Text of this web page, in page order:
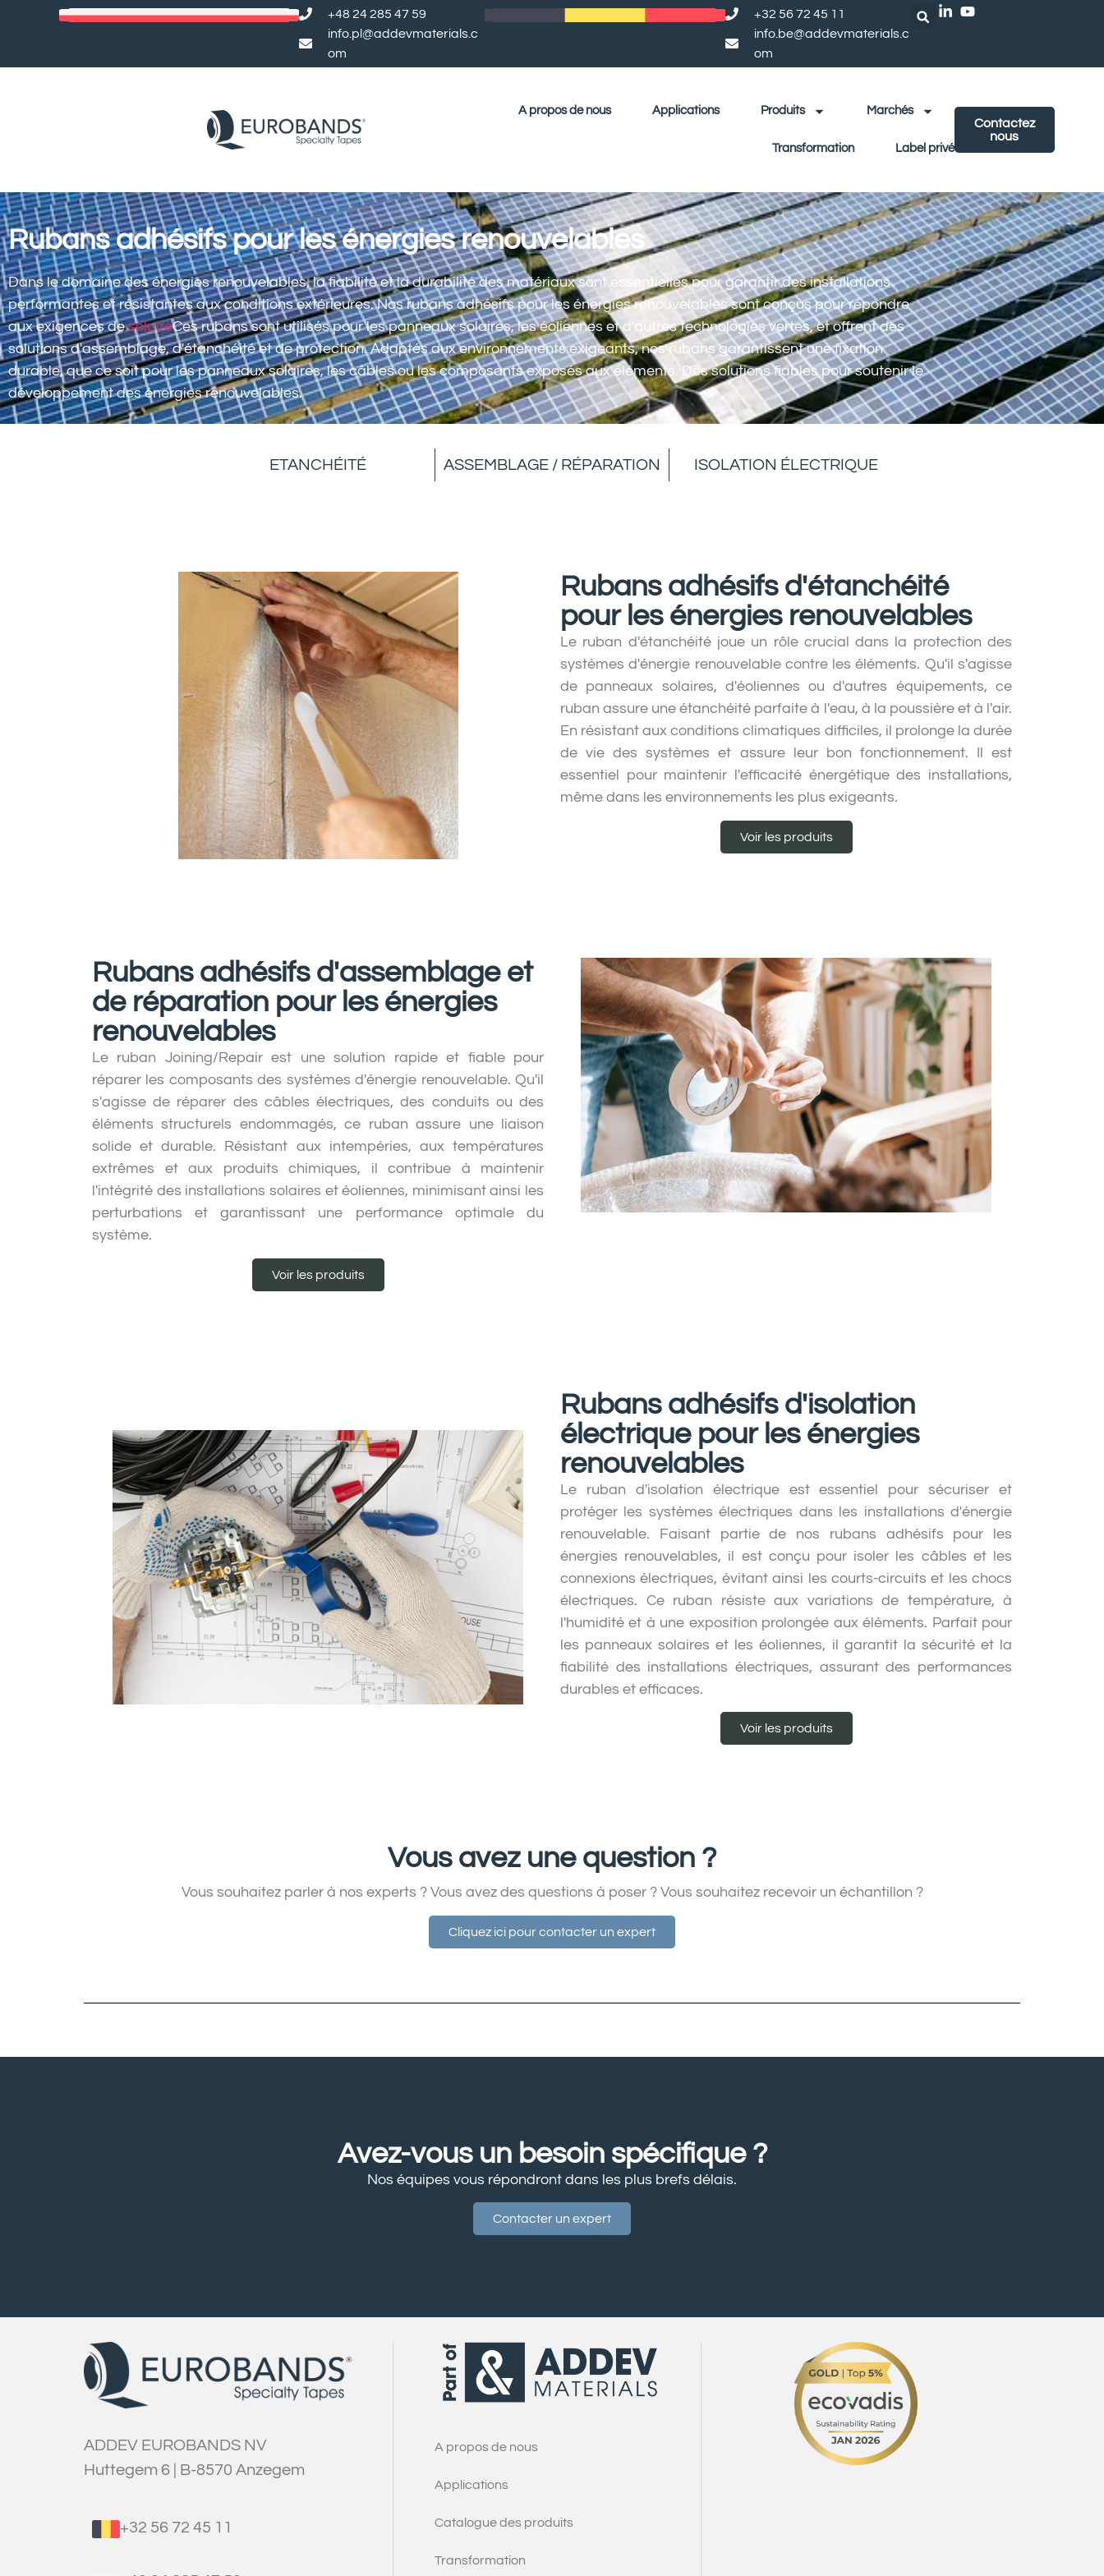
+48 24 285 47 59
info.pl@addevmaterials.c
om
+32 56 72 45 11
info.be@addevmaterials.c
om
A propos de nous Applications Produits Marchés
Transformation Label privé
Contactez
nous
Rubans adhésifs pour les énergies renouvelables
Dans le domaine des énergies renouvelables, la fiabilité et la durabilité des matériaux sont essentielles pour garantir des installations
performantes et résistantes aux conditions extérieures. Nos rubans adhésifs pour les énergies renouvelables sont conçus pour répondre
aux exigences desolaireCes rubans sont utilisés pour les panneaux solaires, les éoliennes et d'autres technologies vertes, et offrent des
solutions d'assemblage, d'étanchéité et de protection. Adaptés aux environnements exigeants, nos rubans garantissent une fixation
durable, que ce soit pour les panneaux solaires, les câbles ou les composants exposés aux éléments. Des solutions fiables pour soutenir le
développement des énergies renouvelables.
ETANCHÉITÉ ASSEMBLAGE / RÉPARATION ISOLATION ÉLECTRIQUE
Rubans adhésifs d'étanchéité
pour les énergies renouvelables
Le ruban d'étanchéité joue un rôle crucial dans la protection des
systèmes d'énergie renouvelable contre les éléments. Qu'il s'agisse
de panneaux solaires, d'éoliennes ou d'autres équipements, ce
ruban assure une étanchéité parfaite à l'eau, à la poussière et à l'air.
En résistant aux conditions climatiques difficiles, il prolonge la durée
de vie des systèmes et assure leur bon fonctionnement. Il est
essentiel pour maintenir l'efficacité énergétique des installations,
même dans les environnements les plus exigeants.
Voir les produits
Rubans adhésifs d'assemblage et
de réparation pour les énergies
renouvelables
Le ruban Joining/Repair est une solution rapide et fiable pour
réparer les composants des systèmes d'énergie renouvelable. Qu'il
s'agisse de réparer des câbles électriques, des conduits ou des
éléments structurels endommagés, ce ruban assure une liaison
solide et durable. Résistant aux intempéries, aux températures
extrêmes et aux produits chimiques, il contribue à maintenir
l'intégrité des installations solaires et éoliennes, minimisant ainsi les
perturbations et garantissant une performance optimale du
système.
Voir les produits
Rubans adhésifs d'isolation
électrique pour les énergies
renouvelables
Le ruban d'isolation électrique est essentiel pour sécuriser et
protéger les systèmes électriques dans les installations d'énergie
renouvelable. Faisant partie de nos rubans adhésifs pour les
énergies renouvelables, il est conçu pour isoler les câbles et les
connexions électriques, évitant ainsi les courts-circuits et les chocs
électriques. Ce ruban résiste aux variations de température, à
l'humidité et à une exposition prolongée aux éléments. Parfait pour
les panneaux solaires et les éoliennes, il garantit la sécurité et la
fiabilité des installations électriques, assurant des performances
durables et efficaces.
Voir les produits
Vous avez une question ?
Vous souhaitez parler à nos experts ? Vous avez des questions à poser ? Vous souhaitez recevoir un échantillon ?
Cliquez ici pour contacter un expert
Avez-vous un besoin spécifique ?
Nos équipes vous répondront dans les plus brefs délais.
Contacter un expert
ADDEV EUROBANDS NV
Huttegem 6 | B-8570 Anzegem
+32 56 72 45 11
A propos de nous
Applications
Catalogue des produits
Transformation